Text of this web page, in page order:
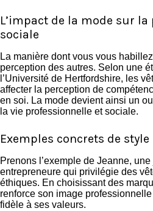
L’impact de la mode sur
sociale
La manière dont vous vous
perception des autres. Selon une
l’Université de Hertfordshire, les
affecter la perception de
en soi. La mode devient ainsi un
la vie professionnelle et sociale.
Exemples concrets de
Prenons l’exemple de Jeanne,
entrepreneure qui privilégie des
éthiques. En choisissant des
renforce son image
fidèle à ses valeurs.